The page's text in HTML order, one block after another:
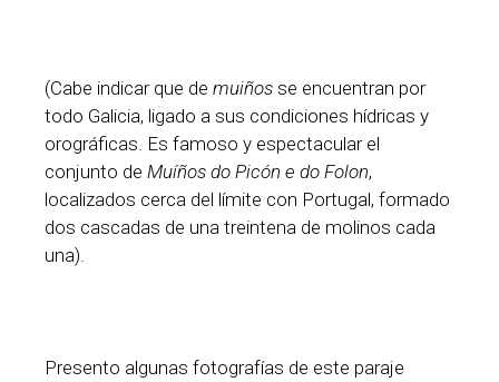
(Cabe indicar que de muiños se encuentran por
todo Galicia, ligado a sus condiciones hídricas y
orográficas. Es famoso y espectacular el
conjunto de Muíños do Picón e do Folon,
localizados cerca del límite con Portugal, formado
dos cascadas de una treintena de molinos cada
una).
Presento algunas fotografías de este paraje